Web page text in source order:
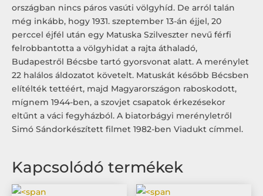
országban nincs páros vasúti völgyhíd. De arról talán
még inkább, hogy 1931. szeptember 13-án éjjel, 20
perccel éjfél után egy Matuska Szilveszter nevű férfi
felrobbantotta a völgyhidat a rajta áthaladó,
Budapestről Bécsbe tartó gyorsvonat alatt. A merénylet
22 halálos áldozatot követelt. Matuskát később Bécsben
elítélték tettéért, majd Magyarországon raboskodott,
mígnem 1944-ben, a szovjet csapatok érkezésekor
eltűnt a váci fegyházból. A biatorbágyi merényletről
Simó Sándorkészített filmet 1982-ben Viadukt címmel.
Kapcsolódó termékek